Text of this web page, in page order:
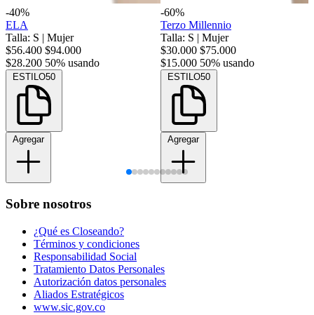
-40%
ELA
Talla: S | Mujer
$56.400 $94.000
$28.200 50% usando
ESTILO50
Agregar
-60%
Terzo Millennio
Talla: S | Mujer
$30.000 $75.000
$15.000 50% usando
ESTILO50
Agregar
Sobre nosotros
¿Qué es Closeando?
Términos y condiciones
Responsabilidad Social
Tratamiento Datos Personales
Autorización datos personales
Aliados Estratégicos
www.sic.gov.co